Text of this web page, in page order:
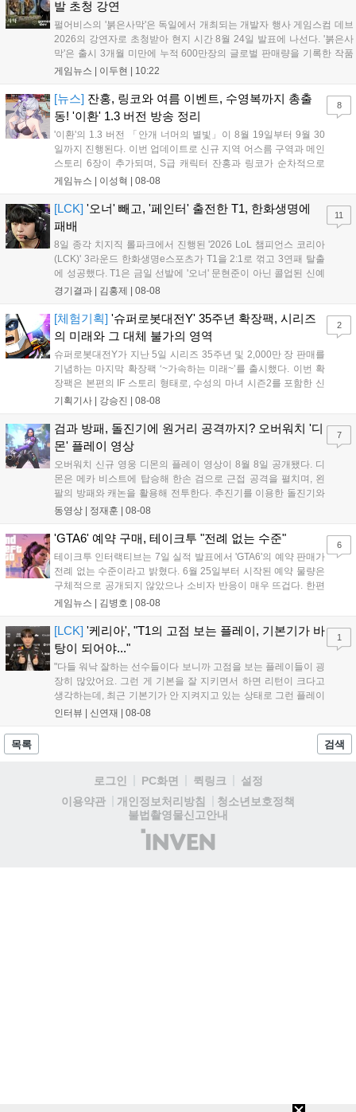
발 초청 강연
펄어비스의 '붉은사막'은 독일에서 개최되는 개발자 행사 게임스컴 데브
2026의 강연자로 초청받아 현지 시간 8월 24일 발표에 나선다. '붉은사
막'은 출시 3개월 미만에 누적 600만장의 글로벌 판매량을 기록한 작품
이다. 시장조사기관 서카나 집계에 따르면 2026년 미국 비디오게임 판
스...
게임뉴스 | 이두현 10:22
[뉴스] 잔홍, 링코와 여름 이벤트, 수영복까지 총출
동! '이환' 1.3 버전 방송 정리
'이환'의 1.3 버전 「안개 너머의 별빛」이 8월 19일부터 9월 30
일까지 진행된다. 이번 업데이트로 신규 지역 어스름 구역과 메인
스토리 6장이 추가되며, S급 캐릭터 잔홍과 링코가 순차적으로
등장한다. 여름 시즌을 맞아 비치발리볼, 수상 오토바이 등 다채
의성도 강화된다. 8월 11일까지 사용 가능한 교환 코드 3종이 제
공되며, 상세 일정은 공식 채널을 통해 확인할 수 있다....
게임뉴스 | 이성혁 08-08
8
[LCK] '오너' 빼고, '페인터' 출전한 T1, 한화생명에
패배
8일 종각 치지직 롤파크에서 진행된 '2026 LoL 챔피언스 코리아
(LCK)' 3라운드 한화생명e스포츠가 T1을 2:1로 꺾고 3연패 탈출
에 성공했다. T1은 금일 선발에 '오너' 문현준이 아닌 콜업된 신예
'페인터' 김은후를 투입했지만, 결국 1:2로 패배하고 말았다. T1은
을 빼냈다....
경기결과 | 김홍제 08-08
11
[체험기획] '슈퍼로봇대전Y' 35주년 확장팩, 시리즈
의 미래와 그 대체 불가의 영역
슈퍼로봇대전Y가 지난 5일 시리즈 35주년 및 2,000만 장 판매를
기념하는 마지막 확장팩 ‘~가속하는 미래~’를 출시했다. 이번 확
장팩은 본편의 IF 스토리 형태로, 수성의 마녀 시즌2를 포함한 신
규 참전작과 크로스오버 합체기를 선보이며 작품을 완결 짓는다.
하는 몰입감 있는 서사와 조합을 구현하며 시리즈의 미래를 향한
새로운 가능성을 제시했다....
기획기사 | 강승진 08-08
2
검과 방패, 돌진기에 원거리 공격까지? 오버워치 '디
몬' 플레이 영상
오버워치 신규 영웅 디몬의 플레이 영상이 8월 8일 공개됐다. 디
몬은 메카 비스트에 탑승해 한손 검으로 근접 공격을 펼치며, 왼
팔의 방패와 캐논을 활용해 전투한다. 추진기를 이용한 돌진기와
참격 형태의 궁극기를 보유했고, 메카 파괴 시 맨몸으로 기관총을
산의 영웅들 업데이트를 통해 정식 출시될 예정이다....
동영상 | 정재훈 08-08
7
'GTA6' 예약 구매, 테이크투 "전례 없는 수준"
테이크투 인터랙티브는 7일 실적 발표에서 'GTA6'의 예약 판매가
전례 없는 수준이라고 밝혔다. 6월 25일부터 시작된 예약 물량은
구체적으로 공개되지 않았으나 소비자 반응이 매우 뜨겁다. 한편
11월 19일 PS5와 Xbox 시리즈 X|S로 정식 출시될 예정이며, 록
상 'Grand Theft Auto VI: An Extended Look'을 최초 공개할 계획
이다....
게임뉴스 | 김병호 08-08
6
[LCK] '케리아', "T1의 고점 보는 플레이, 기본기가 바
탕이 되어야..."
"다들 워낙 잘하는 선수들이다 보니까 고점을 보는 플레이들이 굉
장히 많았어요. 그런 게 기본을 잘 지키면서 하면 리턴이 크다고
생각하는데, 최근 기본기가 안 지켜지고 있는 상태로 그런 플레이
를 추구하다 보니까 팀적으로 안 좋은 사고가 계속 많이 났던 것
인터뷰 | 신연재 08-08
1
목록 검색
로그인 PC화면 퀵링크
설정
이용약관
개인정보처리방침
청소년보호정책
불법촬영물신고안내
(주)
인